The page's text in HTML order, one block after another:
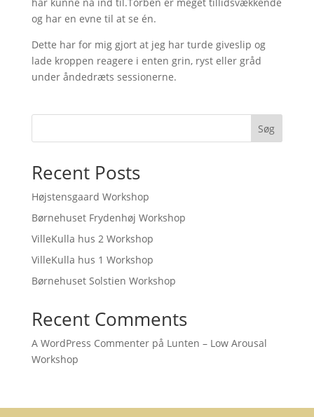
og har en evne til at se én.
Dette har for mig gjort at jeg har turde giveslip og
lade kroppen reagere i enten grin, ryst eller gråd
under åndedræts sessionerne.
Søg
Recent Posts
Højstensgaard Workshop
Børnehuset Frydenhøj Workshop
VilleKulla hus 2 Workshop
VilleKulla hus 1 Workshop
Børnehuset Solstien Workshop
Recent Comments
A WordPress Commenterpå Lunten – Low Arousal
Workshop